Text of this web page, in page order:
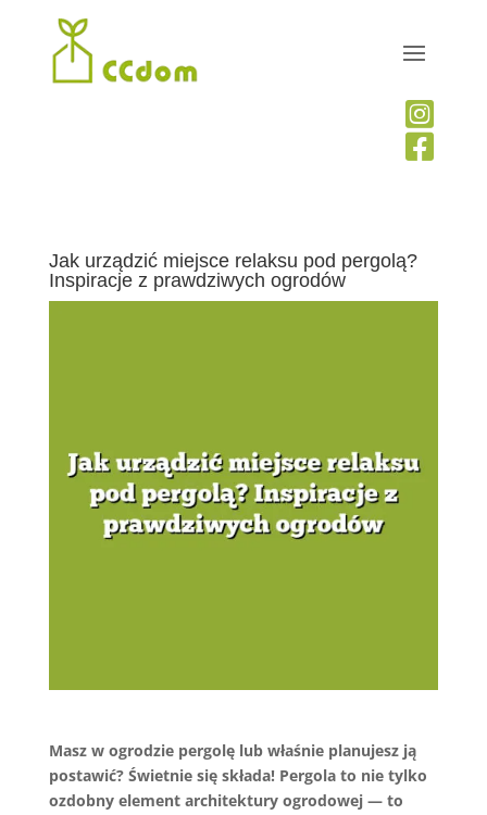


Jak urządzić miejsce relaksu pod pergolą?
Inspiracje z prawdziwych ogrodów
Masz w ogrodzie pergolę lub właśnie planujesz ją
postawić? Świetnie się składa! Pergola to nie tylko
ozdobny element architektury ogrodowej — to